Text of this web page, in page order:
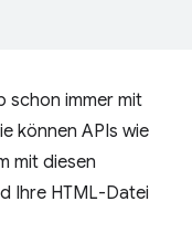
schon immer mit
können APIs wie
mit diesen
Ihre HTML-Datei